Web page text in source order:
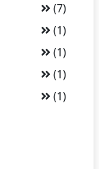
(7)
(1)
(1)
(1)
(1)